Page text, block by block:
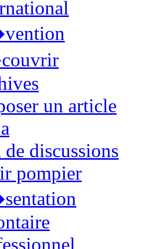
un article
discussions
pompier